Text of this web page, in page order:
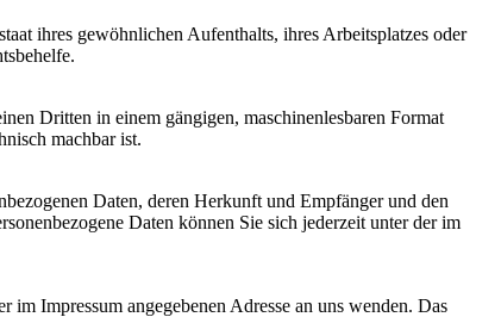
ihres gewöhnlichen Aufenthalts, ihres Arbeitsplatzes oder
Dritten in einem gängigen, maschinenlesbaren Format
machbar ist.
Daten, deren Herkunft und Empfänger und den
Daten können Sie sich jederzeit unter der im
Impressum angegebenen Adresse an uns wenden. Das